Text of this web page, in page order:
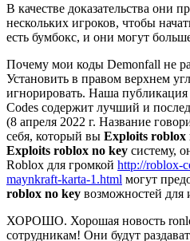
В качестве доказательства они
нескольких игроков, чтобы
есть бумбокс, и они могут
Почему мои коды Demonfall не
Установить в правом верхнем
игнорировать. Наша
Codes содержит лучший и
(8 апреля 2022 г. Название
себя, который вы Exploits roblox
Exploits roblox no key систему,
Roblox для громкой http://roblox-
maynkraft-karta-1.html могут
roblox no key возможностей для
ХОРОШО. Хорошая новость
сотрудникам! Они будут